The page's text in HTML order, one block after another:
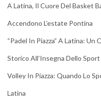
A Latina, Il Cuore Del Basket
Accendono L’estate Pontina
“Padel In Piazza” A Latina:
Storico All’Insegna Dello Sport
Volley In Piazza: Quando Lo
Latina